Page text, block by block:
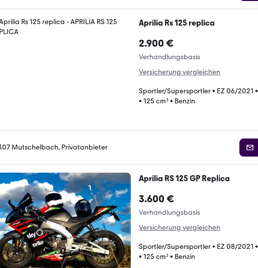
Aprilia Rs 125 replica
2.900 €
Verhandlungsbasis
Versicherung vergleichen
Sportler/Supersportler• EZ 06/2021 •
• 125 cm³• Benzin
Mutschelbach, Privatanbieter
Aprilia RS 125 GP Replica
3.600 €
Verhandlungsbasis
Versicherung vergleichen
Sportler/Supersportler• EZ 08/2021 •
• 125 cm³• Benzin